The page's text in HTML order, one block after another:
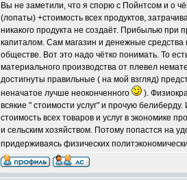
Вы не заметили, что я спорю с Пойнтсом и о
(лопаты) +стоимость всех продуктов,
никакого продукта не создаёт. Прибылью при
капиталом. Сам магазин и денежные средства
обществе. Вот это надо чётко понимать. То
материального производства от плевел
достигнуты правильные ( на мой взгляд)
неначатое лучше неоконченного
).
всякие " стоимости услуг" и прочую
стоимость всех товаров и услуг в экономике
и сельским хозяйством. Потому попастся на
придерживаясь физических